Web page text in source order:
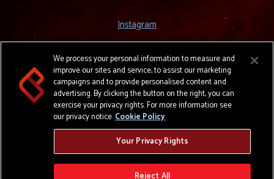
Instagram
Facebook
Tik Tok
X - Twitter
POSA COLOMBIA | POSA® MARCA REGISTRADA DE INCOMM COLOMBIA
We process your personal information to measure and
improve our sites and service, to assist our marketing
campaigns and to provide personalised content and
advertising. By clicking the button on the right, you can
exercise your privacy rights. For more information see
our privacy notice Cookie Policy
Your Privacy Rights
Reject All